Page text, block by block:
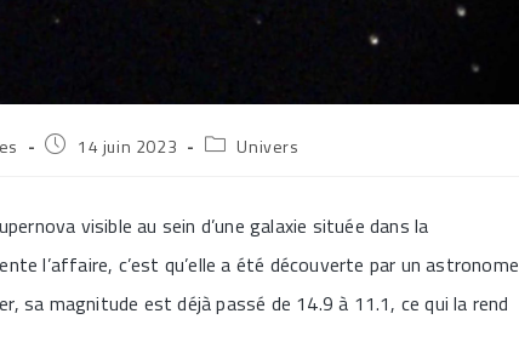
Publication
14 juin 2023
PostUnivers
visible au sein d’une galaxie située dans la
l’affaire, c’est qu’elle a été découverte par un astronome
sa magnitude est déjà passé de 14.9 à 11.1, ce qui la rend